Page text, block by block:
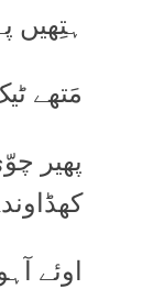
ہتِھیں
مَتھے
پھیر
اوئے